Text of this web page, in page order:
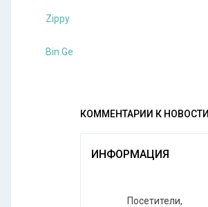
Zippy
Bin.Ge
КОММЕНТАРИИ К НОВОСТИ
ИНФОРМАЦИЯ
Посетители,